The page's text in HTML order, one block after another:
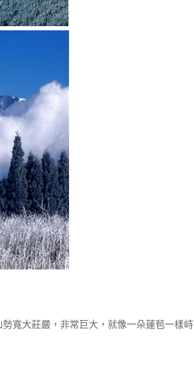
寬大莊嚴，非常巨大，就像一朵蓮苞一樣峙